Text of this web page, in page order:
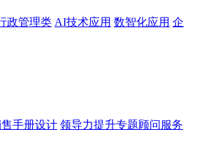
政管理类 AI技术应用 数智化应用 企
手册设计 领导力提升专题顾问服务